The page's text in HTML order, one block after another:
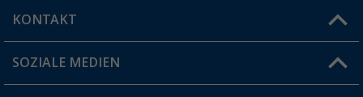
KONTAKT
Du hast eine Frage?
SOZIALE MEDIEN